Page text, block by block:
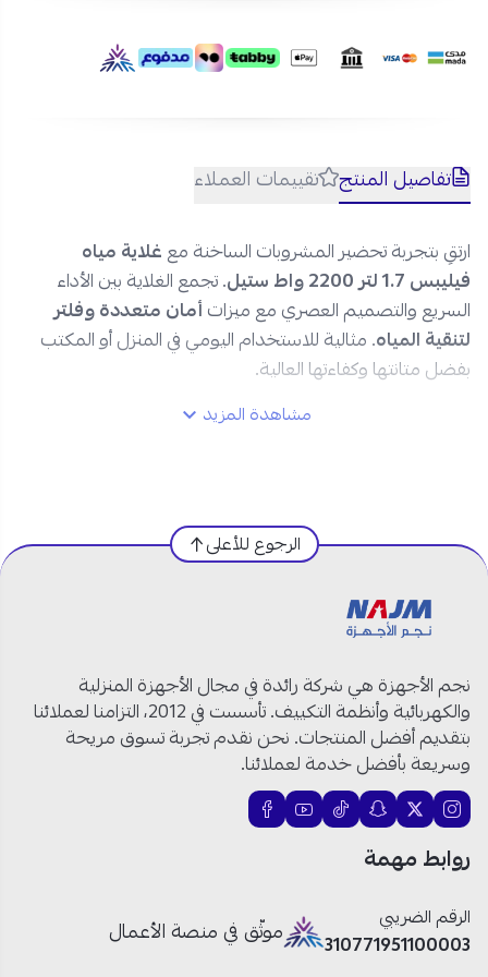
تفاصيل المنتج تقييمات العملاء
ارتقِ بتجربة تحضير المشروبات الساخنة معغلاية مياه
فيليبس 1.7 لتر 2200 واط ستيل
. تجمع الغلاية بين الأداء
السريع والتصميم العصري مع ميزاتأمان متعددة وفلتر
لتنقية المياه. مثالية للاستخدام اليومي في المنزل أو المكتب
بفضل متانتها وكفاءتها العالية.
غلاية ماء
الماركة: فيليبس
السعة: 1.7 لتر
الطاقة: 2200 واط
المادة
: ستيل مقاوم للصدأ
اللون: فضي
الضمان: عامان
لمطبخك في السعودية؟
كميات كبيرة من الماء الساخن
للشاي والقهوة في وقت قصير.
أداء قوي بقدرة 2200 واط:
تسخين سريع وفعال لتحضير
مشاهدة المزيد
الرجوع للأعلى
نجم الأجهزة هي شركة رائدة في مجال الأجهزة المنزلية
والكهربائية وأنظمة التكييف. تأسست في 2012، التزامنا لعملائنا
بتقديم أفضل المنتجات. نحن نقدم تجربة تسوق مريحة
وسريعة بأفضل خدمة لعملائنا.
روابط مهمة
الرقم الضريبي
310771951100003
موثّق في منصة الأعمال